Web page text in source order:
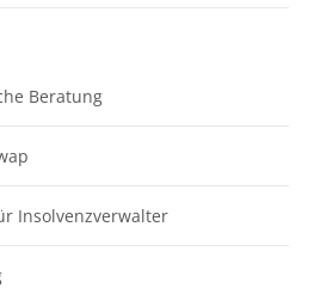
Beratung
Insolvenzverwalter